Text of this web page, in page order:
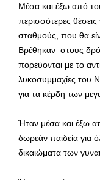
Μέσα και έξω από
περισσότερες θέσεις
σταθμούς, που θα
Βρέθηκαν στους
πορεύονται με το
λυκοσυμμαχίες του
για τα κέρδη των
Ήταν μέσα και έξω
δωρεάν παιδεία για
δικαιώματα των